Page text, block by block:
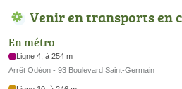
Venir en transports en
En métro
Ligne 4, à 254 m
Arrêt Odéon - 93 Boulevard Saint-Germain